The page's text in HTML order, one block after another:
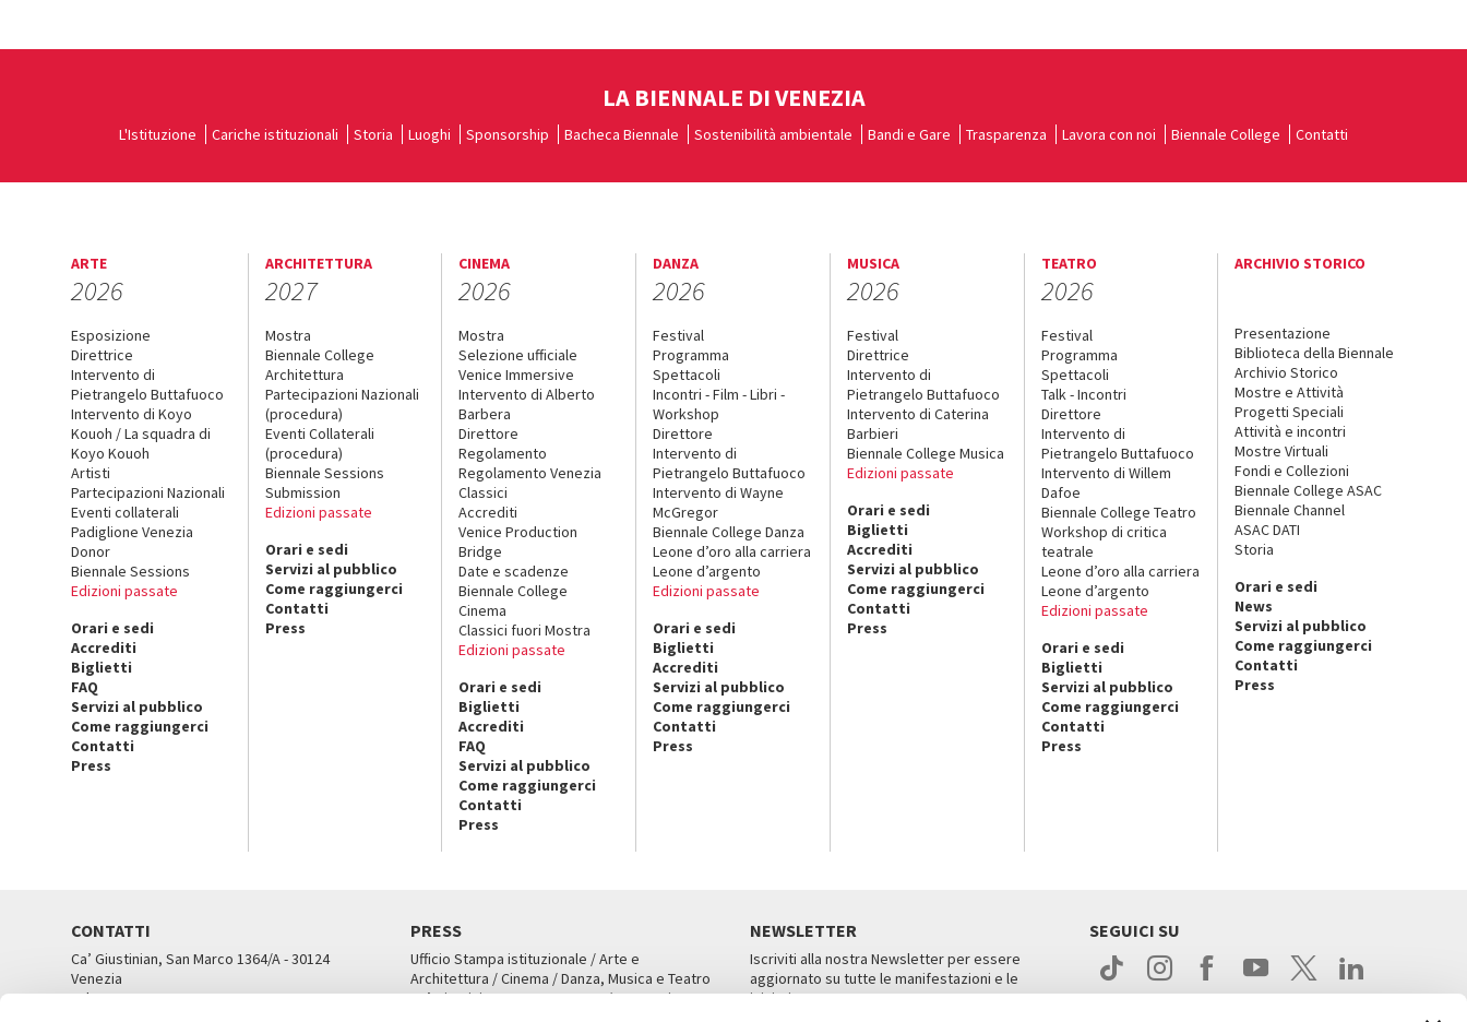
LA BIENNALE DI VENEZIA
L'Istituzione Cariche istituzionali Storia Luoghi Sponsorship Bacheca Biennale Sostenibilità ambientale Bandi e Gare Trasparenza Lavora con noi Biennale College Contatti
ARTE
2026
Esposizione
Direttrice
Intervento di
Pietrangelo Buttafuoco
Intervento di Koyo
Kouoh / La squadra di
Koyo Kouoh
Artisti
Partecipazioni Nazionali
Eventi collaterali
Padiglione Venezia
Donor
Biennale Sessions
Edizioni passate
Orari e sedi
Accrediti
Biglietti
FAQ
Servizi al pubblico
Come raggiungerci
Contatti
Press
ARCHITETTURA
2027
Mostra
Biennale College
Architettura
Partecipazioni Nazionali
(procedura)
Eventi Collaterali
(procedura)
Biennale Sessions
Submission
Edizioni passate
Orari e sedi
Servizi al pubblico
Come raggiungerci
Contatti
Press
CINEMA
2026
Mostra
Selezione ufficiale
Venice Immersive
Intervento di Alberto
Barbera
Direttore
Regolamento
Regolamento Venezia
Classici
Accrediti
Venice Production
Bridge
Date e scadenze
Biennale College
Cinema
Classici fuori Mostra
Edizioni passate
Orari e sedi
Biglietti
Accrediti
FAQ
Servizi al pubblico
Come raggiungerci
Contatti
Press
DANZA
2026
Festival
Programma
Spettacoli
Incontri - Film - Libri -
Workshop
Direttore
Intervento di
Pietrangelo Buttafuoco
Intervento di Wayne
McGregor
Biennale College Danza
Leone d’oro alla carriera
Leone d’argento
Edizioni passate
Orari e sedi
Biglietti
Accrediti
Servizi al pubblico
Come raggiungerci
Contatti
Press
MUSICA
2026
Festival
Direttrice
Intervento di
Pietrangelo Buttafuoco
Intervento di Caterina
Barbieri
Biennale College Musica
Edizioni passate
Orari e sedi
Biglietti
Accrediti
Servizi al pubblico
Come raggiungerci
Contatti
Press
TEATRO
2026
Festival
Programma
Spettacoli
Talk - Incontri
Direttore
Intervento di
Pietrangelo Buttafuoco
Intervento di Willem
Dafoe
Biennale College Teatro
Workshop di critica
teatrale
Leone d’oro alla carriera
Leone d’argento
Edizioni passate
Orari e sedi
Biglietti
Servizi al pubblico
Come raggiungerci
Contatti
Press
ARCHIVIO STORICO
Presentazione
Biblioteca della Biennale
Archivio Storico
Mostre e Attività
Progetti Speciali
Attività e incontri
Mostre Virtuali
Fondi e Collezioni
Biennale College ASAC
Biennale Channel
ASAC DATI
Storia
Orari e sedi
News
Servizi al pubblico
Come raggiungerci
Contatti
Press
CONTATTI
Ca’ Giustinian, San Marco 1364/A - 30124
Venezia
Tel. 041 5218711
PRESS
Ufficio Stampa istituzionale / Arte e
Architettura / Cinema / Danza, Musica e Teatro
Ca’ Giustinian, San Marco 1364/A, Venezia
NEWSLETTER
Iscriviti alla nostra Newsletter per essere
aggiornato su tutte le manifestazioni e le
iniziative.
SEGUICI SU